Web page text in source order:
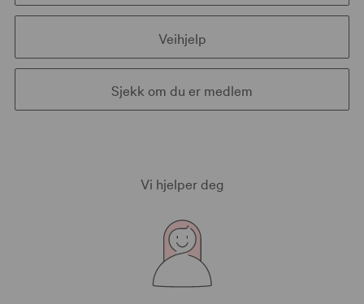
Veihjelp
Sjekk om du er medlem
Vi hjelper deg